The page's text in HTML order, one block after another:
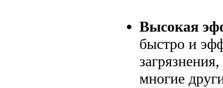
Высокая
быстро и
многие